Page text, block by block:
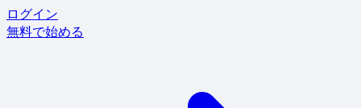
ログイン
無料で始める